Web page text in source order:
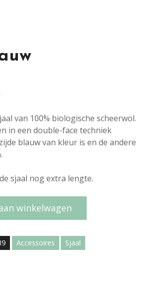
van 100% biologische scheerwol.
in een double-face techniek
blauw van kleur is en de andere
sjaal nog extra lengte.
winkelwagen
Accessoires Sjaal